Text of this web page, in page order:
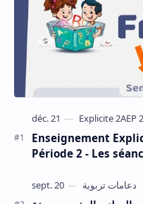
Enseignement
Période 2 - Les